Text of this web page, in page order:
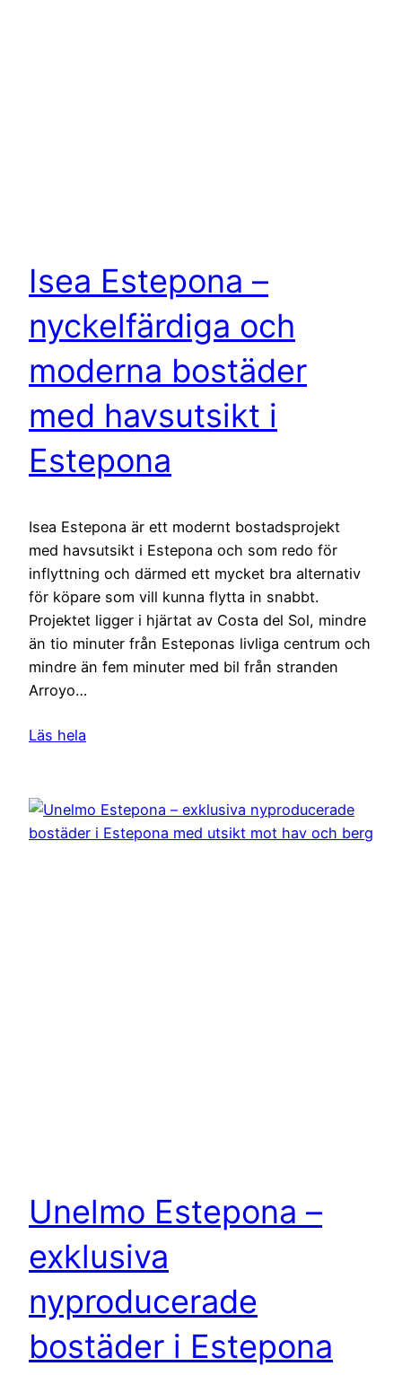
Isea Estepona –
nyckelfärdiga och
moderna bostäder
med havsutsikt i
Estepona
Isea Estepona är ett modernt bostadsprojekt
med havsutsikt i Estepona och som redo för
inflyttning och därmed ett mycket bra alternativ
för köpare som vill kunna flytta in snabbt.
Projektet ligger i hjärtat av Costa del Sol, mindre
än tio minuter från Esteponas livliga centrum och
mindre än fem minuter med bil från stranden
Arroyo…
Läs hela
Unelmo Estepona –
exklusiva
nyproducerade
bostäder i Estepona